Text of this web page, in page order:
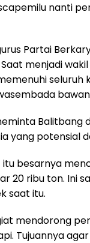
nanti
Partai
Saat menjadi
Balitbang
yang potensial
itu besarnya
20 ribu ton. Ini
saat itu.
mendorong
Tujuannya